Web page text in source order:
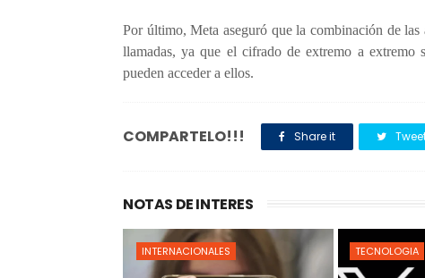
Por último, Meta aseguró que la combinación de
llamadas, ya que el cifrado de extremo a
pueden acceder a ellos.
COMPARTELO!!! Share it
NOTAS DE INTERES
INTERNACIONALES TECNOLOGIA